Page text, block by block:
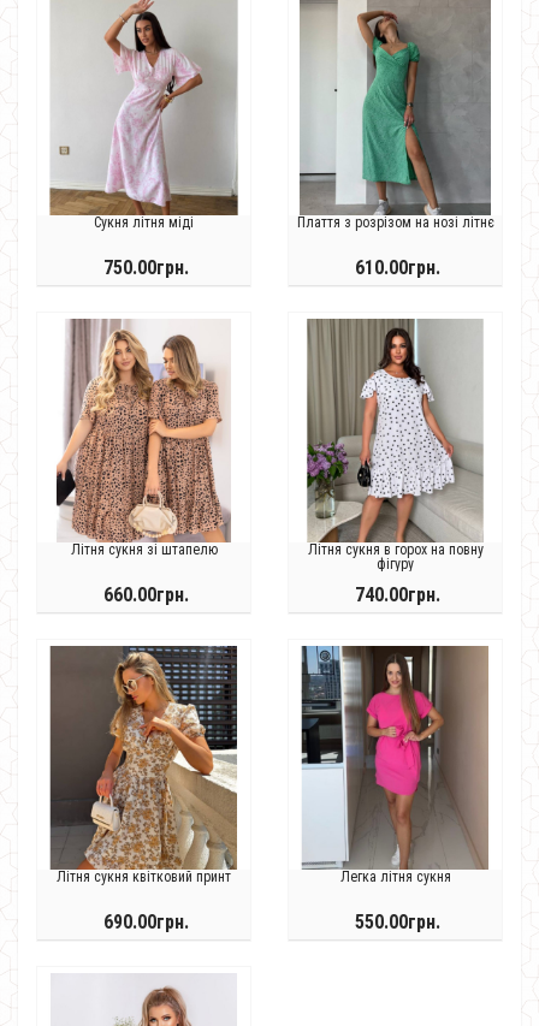
Сукня літня міді
750.00грн.
Плаття з розрізом на нозі літнє
610.00грн.
Літня сукня зі штапелю
660.00грн.
Літня сукня в горох на повну
фігуру
740.00грн.
Літня сукня квітковий принт
690.00грн.
Легка літня сукня
550.00грн.